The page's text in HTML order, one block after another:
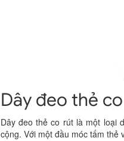
Dây đeo thẻ
Dây đeo thẻ co rút là một loại
cộng. Với một đầu móc tấm thẻ